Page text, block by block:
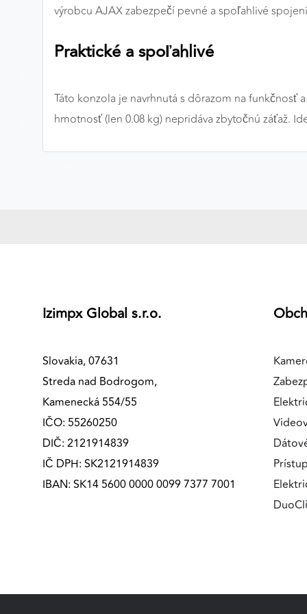
výrobcu AJAX zabezpečí pevné a spoľahlivé
Praktické a spoľahlivé
Táto konzola je navrhnutá s dôrazom na
hmotnosť (len 0.08 kg) nepridáva zbytočnú záťaž.
Izimpx Global s.r.o.
Slovakia, 07631
Streda nad Bodrogom,
Kamenecká 554/55
IČO: 55260250
DIČ: 2121914839
IČ DPH: SK2121914839
IBAN: SK14 5600 0000 0099 7377 7001
Preferenčné cookies
Analytické cookies nám umožňujú meranie výkonu
nášho webu. Ich pomocou určujeme počet návštev a
správania používateľov naprieč webovými stránkami.
Umožňujú nám a našim partnerom zobrazovať cielenú
relevantnú reklamu, a to na našom webe aj v
reklamných sieťach tretích strán.
Google Ads